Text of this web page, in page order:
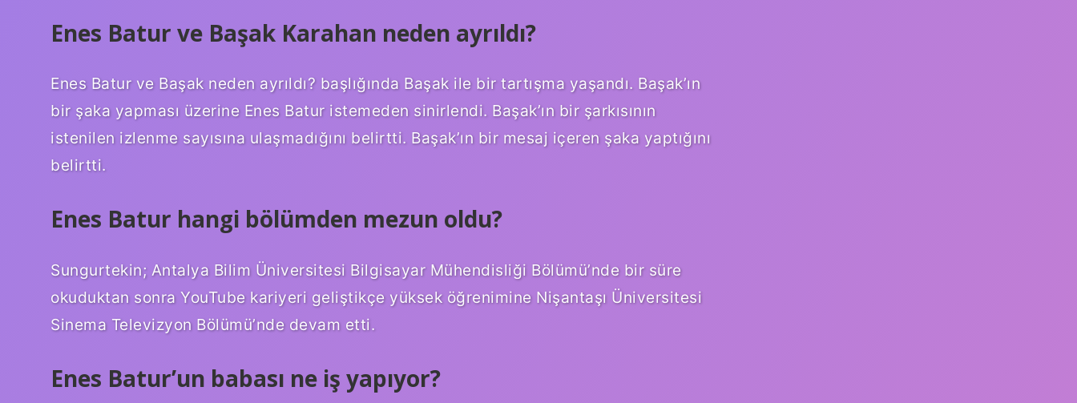
Enes Batur ve Başak Karahan neden ayrıldı?
Enes Batur ve Başak neden ayrıldı? başlığında Başak ile bir tartışma yaşandı. Başak’ın
bir şaka yapması üzerine Enes Batur istemeden sinirlendi. Başak’ın bir şarkısının
istenilen izlenme sayısına ulaşmadığını belirtti. Başak’ın bir mesaj içeren şaka yaptığını
belirtti.
Enes Batur hangi bölümden mezun oldu?
Sungurtekin; Antalya Bilim Üniversitesi Bilgisayar Mühendisliği Bölümü’nde bir süre
okuduktan sonra YouTube kariyeri geliştikçe yüksek öğrenimine Nişantaşı Üniversitesi
Sinema Televizyon Bölümü’nde devam etti.
Enes Batur’un babası ne iş yapıyor?